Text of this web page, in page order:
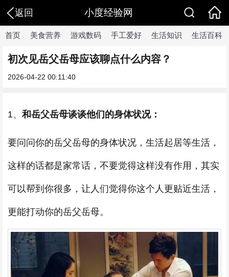
返回 小度经验网
首页 美食营养 游戏数码 手工爱好 生活知识 生活百科
初次见岳父岳母应该聊点什么内容？
2026-04-22 00:11:40
1、 和岳父岳母谈谈他们的身体状况：
要问问你的岳父岳母的身体状况，生活起居等生活，
这样的话都是家常话，不要觉得这样没有作用，其实
可以帮到你很多，让人们觉得你这个人更贴近生活，
更能打动你的岳父岳母。